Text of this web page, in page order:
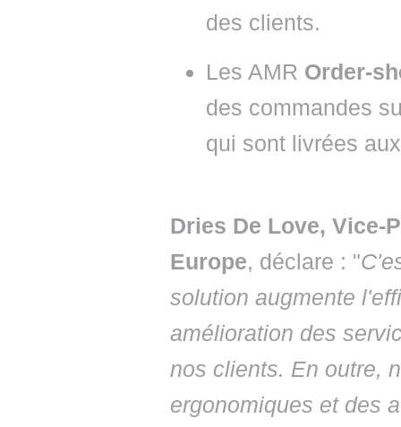
des clients.
Les AMR Order-
des commandes
qui sont livrées
Dries De Love, Vice-
Europe, déclare : "
solution augmente
amélioration des
nos clients. En outre,
ergonomiques et des